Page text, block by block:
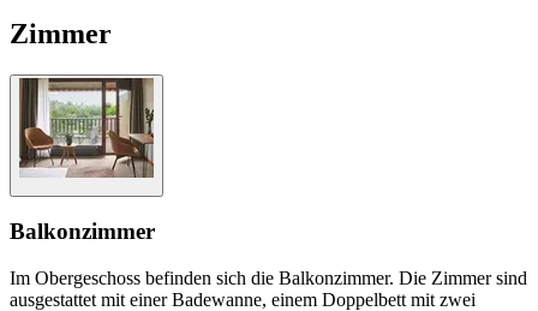
Zimmer
Balkonzimmer
Im Obergeschoss befinden sich die Balkonzimmer. Die Zimmer sind
ausgestattet mit einer Badewanne, einem Doppelbett mit zwei